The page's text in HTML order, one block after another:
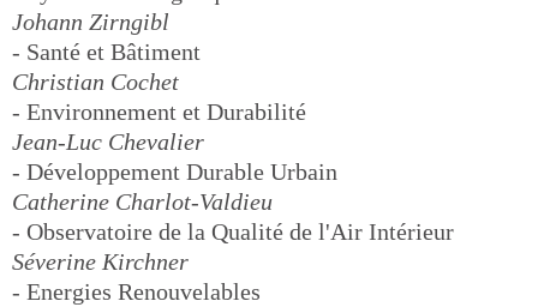
Johann Zirngibl
- Santé et Bâtiment
Christian Cochet
- Environnement et Durabilité
Jean-Luc Chevalier
- Développement Durable Urbain
Catherine Charlot-Valdieu
- Observatoire de la Qualité de l'Air Intérieur
Séverine Kirchner
- Energies Renouvelables